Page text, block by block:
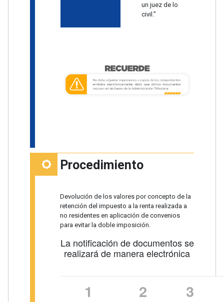
un juez de lo
civil.”
Procedimiento
Devolución de los valores por concepto de la
retención del impuesto a la renta realizada a
no residentes en aplicación de convenios
para evitar la doble imposición.
La notificación de documentos se
realizará de manera electrónica
1 2 3